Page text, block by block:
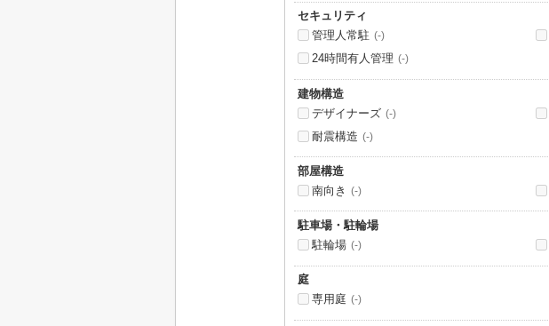
セキュリティ
管理人常駐 (-)
24時間有人管理 (-)
建物構造
デザイナーズ (-)
耐震構造 (-)
部屋構造
南向き
(-)
駐車場・駐輪場
駐輪場 (-)
庭
専用庭 (-)